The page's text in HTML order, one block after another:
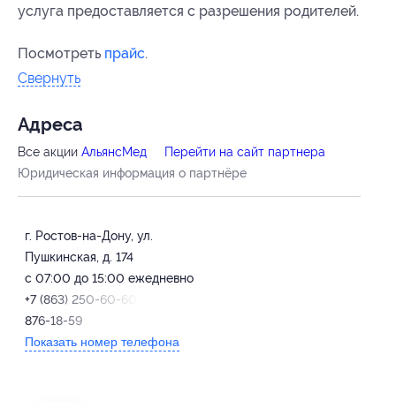
услуга предоставляется с разрешения родителей.
Посмотреть прайс.
Свернуть
Адресa
Все акции АльянсМед
Перейти на сайт партнера
Юридическая информация о партнёре
г. Ростов-на-Дону, ул.
Пушкинская, д. 174
с 07:00 до 15:00 ежедневно
+7 (863) 250-60-60, +7 (919)
876-18-59
Показать номер телефона